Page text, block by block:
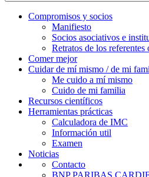
Compromisos y socios
Manifiesto
Socios asociativos e
Retratos de los referentes
Comer mejor
Cuidar de mí mismo / de mi
Me cuido a mí mismo
Cuido de mi familia
Recursos científicos
Herramientas prácticas
Calculadora de IMC
Información util
Examen
Noticias
Contacto
BNP PARIBAS